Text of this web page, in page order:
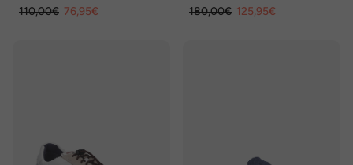
110,00€ 76,95€ 180,00€ 125,95€